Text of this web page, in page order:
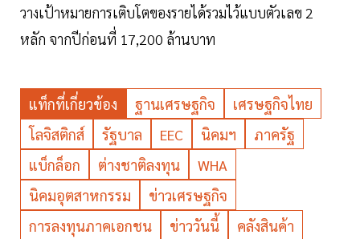
วางเป้าหมายการเติบโตของรายได้รวมไว้แบบตัวเลข 2
หลัก จากปีก่อนที่ 17,200 ล้านบาท
แท็กที่เกี่ยวข้อง ฐานเศรษฐกิจ
เศรษฐกิจไทย
โลจิสติกส์
รัฐบาล EEC นิคมฯ
ภาครัฐ
แบ็กล็อก
ต่างชาติลงทุน
WHA
นิคมอุตสาหกรรม
ข่าวเศรษฐกิจ
การลงทุนภาคเอกชน
ข่าววันนี้
คลังสินค้า